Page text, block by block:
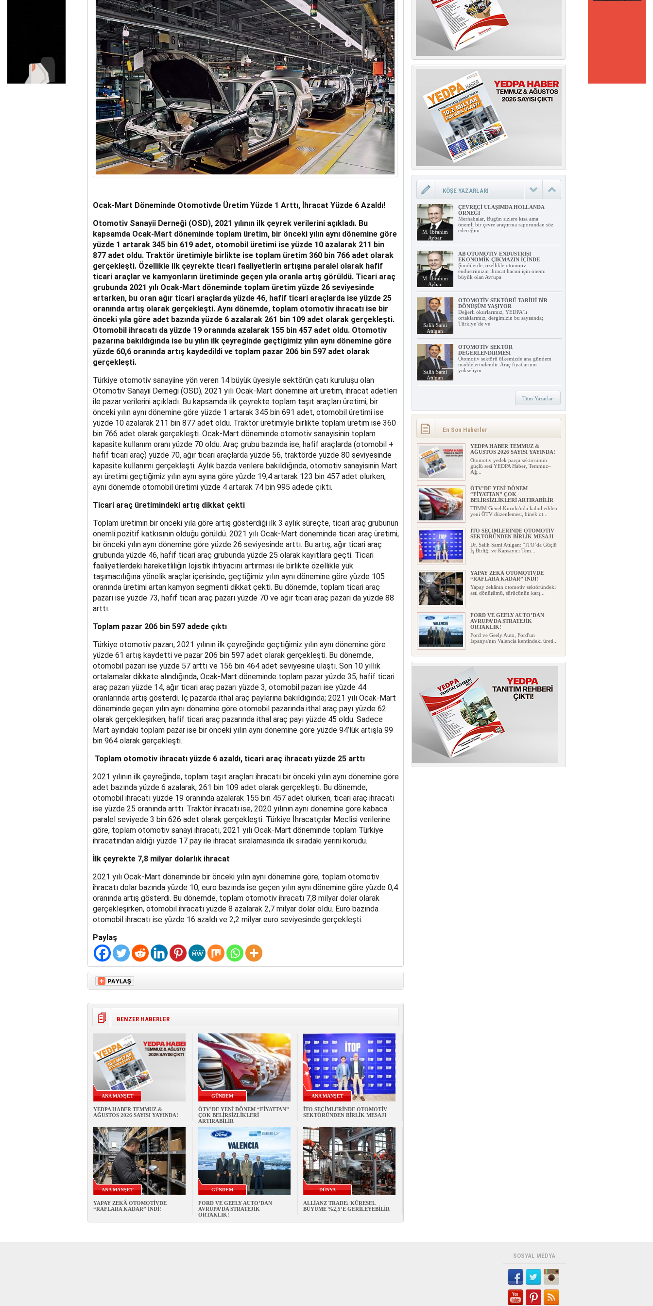
YEDPA’DA HUKUKİ ZAFERİN ARDINDAN İMAR SÜRECİ HIZ KAZANDI
Ocak-Mart Döneminde Otomotivde Üretim Yüzde 1 Arttı, İhracat Yüzde 6 Azaldı!
Otomotiv Sanayii Derneği (OSD), 2021 yılının ilk çeyrek verilerini açıkladı. Bu
kapsamda Ocak-Mart döneminde toplam üretim, bir önceki yılın aynı dönemine göre
yüzde 1 artarak 345 bin 619 adet, otomobil üretimi ise yüzde 10 azalarak 211 bin
877 adet oldu. Traktör üretimiyle birlikte ise toplam üretim 360 bin 766 adet olarak
gerçekleşti. Özellikle ilk çeyrekte ticari faaliyetlerin artışına paralel olarak hafif
ticari araçlar ve kamyonların üretiminde geçen yıla oranla artış görüldü. Ticari araç
grubunda 2021 yılı Ocak-Mart döneminde toplam üretim yüzde 26 seviyesinde
artarken, bu oran ağır ticari araçlarda yüzde 46, hafif ticari araçlarda ise yüzde 25
oranında artış olarak gerçekleşti. Aynı dönemde, toplam otomotiv ihracatı ise bir
önceki yıla göre adet bazında yüzde 6 azalarak 261 bin 109 adet olarak gerçekleşti.
Otomobil ihracatı da yüzde 19 oranında azalarak 155 bin 457 adet oldu. Otomotiv
pazarına bakıldığında ise bu yılın ilk çeyreğinde geçtiğimiz yılın aynı dönemine göre
yüzde 60,6 oranında artış kaydedildi ve toplam pazar 206 bin 597 adet olarak
gerçekleşti.
Türkiye otomotiv sanayiine yön veren 14 büyük üyesiyle sektörün çatı kuruluşu olan
Otomotiv Sanayii Derneği (OSD), 2021 yılı Ocak-Mart dönemine ait üretim, ihracat adetleri
ile pazar verilerini açıkladı. Bu kapsamda ilk çeyrekte toplam taşıt araçları üretimi, bir
önceki yılın aynı dönemine göre yüzde 1 artarak 345 bin 691 adet, otomobil üretimi ise
yüzde 10 azalarak 211 bin 877 adet oldu. Traktör üretimiyle birlikte toplam üretim ise 360
bin 766 adet olarak gerçekleşti. Ocak-Mart döneminde otomotiv sanayisinin toplam
kapasite kullanım oranı yüzde 70 oldu. Araç grubu bazında ise; hafif araçlarda (otomobil +
hafif ticari araç) yüzde 70, ağır ticari araçlarda yüzde 56, traktörde yüzde 80 seviyesinde
kapasite kullanımı gerçekleşti. Aylık bazda verilere bakıldığında, otomotiv sanayisinin Mart
ayı üretimi geçtiğimiz yılın aynı ayına göre yüzde 19,4 artarak 123 bin 457 adet olurken,
aynı dönemde otomobil üretimi yüzde 4 artarak 74 bin 995 adede çıktı.
Ticari araç üretimindeki artış dikkat çekti
Toplam üretimin bir önceki yıla göre artış gösterdiği ilk 3 aylık süreçte, ticari araç grubunun
önemli pozitif katkısının olduğu görüldü. 2021 yılı Ocak-Mart döneminde ticari araç üretimi,
bir önceki yılın aynı dönemine göre yüzde 26 seviyesinde arttı. Bu artış, ağır ticari araç
grubunda yüzde 46, hafif ticari araç grubunda yüzde 25 olarak kayıtlara geçti. Ticari
faaliyetlerdeki hareketliliğin lojistik ihtiyacını artırması ile birlikte özellikle yük
taşımacılığına yönelik araçlar içerisinde, geçtiğimiz yılın aynı dönemine göre yüzde 105
oranında üretimi artan kamyon segmenti dikkat çekti. Bu dönemde, toplam ticari araç
pazarı ise yüzde 73, hafif ticari araç pazarı yüzde 70 ve ağır ticari araç pazarı da yüzde 88
arttı.
Toplam pazar 206 bin 597 adede çıktı
Türkiye otomotiv pazarı, 2021 yılının ilk çeyreğinde geçtiğimiz yılın aynı dönemine göre
yüzde 61 artış kaydetti ve pazar 206 bin 597 adet olarak gerçekleşti. Bu dönemde,
otomobil pazarı ise yüzde 57 arttı ve 156 bin 464 adet seviyesine ulaştı. Son 10 yıllık
ortalamalar dikkate alındığında, Ocak-Mart döneminde toplam pazar yüzde 35, hafif ticari
araç pazarı yüzde 14, ağır ticari araç pazarı yüzde 3, otomobil pazarı ise yüzde 44
oranlarında artış gösterdi. İç pazarda ithal araç paylarına bakıldığında; 2021 yılı Ocak-Mart
döneminde geçen yılın aynı dönemine göre otomobil pazarında ithal araç payı yüzde 62
olarak gerçekleşirken, hafif ticari araç pazarında ithal araç payı yüzde 45 oldu. Sadece
Mart ayındaki toplam pazar ise bir önceki yılın aynı dönemine göre yüzde 94’lük artışla 99
bin 964 olarak gerçekleşti.
Toplam otomotiv ihracatı yüzde 6 azaldı, ticari araç ihracatı yüzde 25 arttı
2021 yılının ilk çeyreğinde, toplam taşıt araçları ihracatı bir önceki yılın aynı dönemine göre
adet bazında yüzde 6 azalarak, 261 bin 109 adet olarak gerçekleşti. Bu dönemde,
otomobil ihracatı yüzde 19 oranında azalarak 155 bin 457 adet olurken, ticari araç ihracatı
ise yüzde 25 oranında arttı. Traktör ihracatı ise, 2020 yılının aynı dönemine göre kabaca
paralel seviyede 3 bin 626 adet olarak gerçekleşti. Türkiye İhracatçılar Meclisi verilerine
göre, toplam otomotiv sanayi ihracatı, 2021 yılı Ocak-Mart döneminde toplam Türkiye
ihracatından aldığı yüzde 17 pay ile ihracat sıralamasında ilk sıradaki yerini korudu.
İlk çeyrekte 7,8 milyar dolarlık ihracat
2021 yılı Ocak-Mart döneminde bir önceki yılın aynı dönemine göre, toplam otomotiv
ihracatı dolar bazında yüzde 10, euro bazında ise geçen yılın aynı dönemine göre yüzde 0,4
oranında artış gösterdi. Bu dönemde, toplam otomotiv ihracatı 7,8 milyar dolar olarak
gerçekleşirken, otomobil ihracatı yüzde 8 azalarak 2,7 milyar dolar oldu. Euro bazında
otomobil ihracatı ise yüzde 16 azaldı ve 2,2 milyar euro seviyesinde gerçekleşti.
Paylaş
BENZER HABERLER
ANA MANŞET
YEDPA HABER TEMMUZ &
AĞUSTOS 2026 SAYISI YAYINDA!
GÜNDEM
ÖTV’DE YENİ DÖNEM “FİYATTAN”
ÇOK BELİRSİZLİKLERİ
ARTIRABİLİR
ANA MANŞET
İTO SEÇİMLERİNDE OTOMOTİV
SEKTÖRÜNDEN BİRLİK MESAJI
ANA MANŞET
YAPAY ZEKÂ OTOMOTİVDE
“RAFLARA KADAR” İNDİ!
GÜNDEM
FORD VE GEELY AUTO’DAN
AVRUPA’DA STRATEJİK
ORTAKLIK!
DÜNYA
ALLİANZ TRADE: KÜRESEL
BÜYÜME %2,5’E GERİLEYEBİLİR
KÖŞE YAZARLARI
M. İbrahim
Aybar
ÇEVRECİ ULAŞIMDA HOLLANDA
ÖRNEĞİ
Merhabalar, Bugün sizlere kısa ama
önemli bir çevre araştırma raporundan söz
edeceğim.
M. İbrahim
Aybar
AB OTOMOTİV ENDÜSTRİSİ
EKONOMİK ÇIKMAZIN İÇİNDE
Şimdilerde, özellikle otomotiv
endüstrimizin ihracat hacmi için önemi
büyük olan Avrupa
Salih Sami
Atılgan
OTOMOTİV SEKTÖRÜ TARİHİ BİR
DÖNÜŞÜM YAŞIYOR
Değerli okurlarımız, YEDPA’lı
ortaklarımız, dergimizin bu sayısında;
Türkiye’de ve
Salih Sami
Atılgan
OTOMOTİV SEKTÖR
DEĞERLENDİRMESİ
Otomotiv sektörü ülkemizde ana gündem
maddelerindendir. Araç fiyatlarının
yükseliyor
Tüm Yazarlar
En Son Haberler
YEDPA HABER TEMMUZ &
AĞUSTOS 2026 SAYISI YAYINDA!
Otomotiv yedek parça sektörünün
güçlü sesi YEDPA Haber, Temmuz–
Ağ...
ÖTV’DE YENİ DÖNEM
“FİYATTAN” ÇOK
BELİRSİZLİKLERİ ARTIRABİLİR
TBMM Genel Kurulu'nda kabul edilen
yeni ÖTV düzenlemesi, binek ot...
İTO SEÇİMLERİNDE OTOMOTİV
SEKTÖRÜNDEN BİRLİK MESAJI
Dr. Salih Sami Atılgan: “İTO’da Güçlü
İş Birliği ve Kapsayıcı Tem...
YAPAY ZEKÂ OTOMOTİVDE
“RAFLARA KADAR” İNDİ!
Yapay zekânın otomotiv sektöründeki
asıl dönüşümü, sürücünün karş...
FORD VE GEELY AUTO’DAN
AVRUPA’DA STRATEJİK
ORTAKLIK!
Ford ve Geely Auto, Ford'un
İspanya'nın Valencia kentindeki üreti...
ALLİANZ TRADE: KÜRESEL
BÜYÜME %2,5’E GERİLEYEBİLİR
Ekonomik Görünüm Raporu'na göre,
O...
AVRUPA’NIN REKABETÇİLİĞİNDE
TÜRKİYE’NİN KRİTİK ROLÜ
OİB, OSD ve TAYSAD, Avrupa
Birliği'nin "Made in EU" yak...
KaguTech Systems,İŞLETMENİZİ
DİJİTAL DÖNÜŞÜMLE GELECEĞE
SOSYAL MEDYA